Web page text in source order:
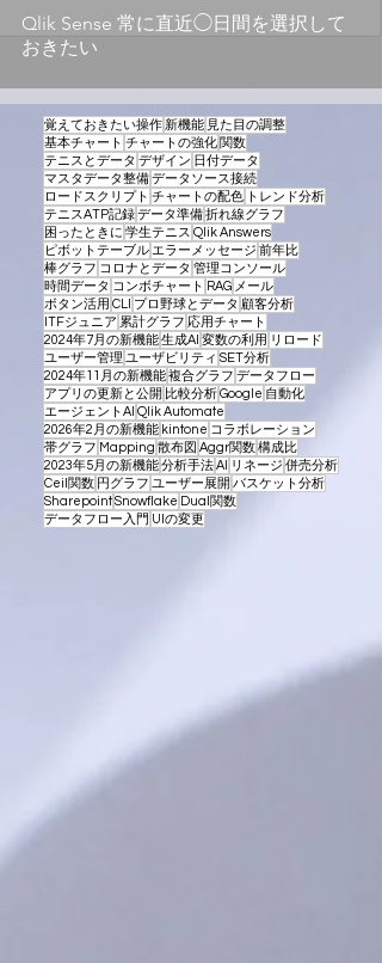
Qlik Sense 常に直近◯日間を選択して
おきたい
覚えておきたい操作 新機能 見た目の調整
基本チャート チャートの強化 関数
テニスとデータ デザイン 日付データ
マスタデータ整備データソース接続
ロードスクリプト チャートの配色 トレンド分析
テニスATP記録データ準備折れ線グラフ
困ったときに 学生テニス Qlik Answers
ピボットテーブル エラーメッセージ 前年比
棒グラフ コロナとデータ 管理コンソール
時間データ コンボチャート RAG メール
ボタン活用 CLI プロ野球とデータ 顧客分析
ITFジュニア 累計グラフ 応用チャート
2024年7月の新機能生成AI 変数の利用 リロード
ユーザー管理 ユーザビリティ SET分析
2024年11月の新機能複合グラフ データフロー
アプリの更新と公開 比較分析Google 自動化
エージェントAI Qlik Automate
2026年2月の新機能 kintone コラボレーション
帯グラフ Mapping 散布図 Aggr関数構成比
2023年5月の新機能分析手法AI リネージ 併売分析
Ceil関数 円グラフ ユーザー展開 バスケット分析
SharepointSnowflake Dual関数
データフロー入門 UIの変更